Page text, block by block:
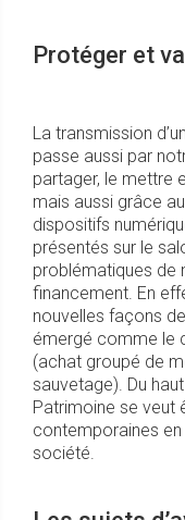
Protéger et
La transmission
passe aussi par
partager, le mettre
mais aussi grâce
dispositifs
présentés sur le
problématiques de
financement. En
nouvelles façons
émergé comme le
(achat groupé de
sauvetage). Du
Patrimoine se veut
contemporaines
société.